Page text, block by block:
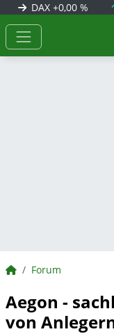
DAX +0,00 %
BörsenNEWS.de
Forum
Aegon -
von